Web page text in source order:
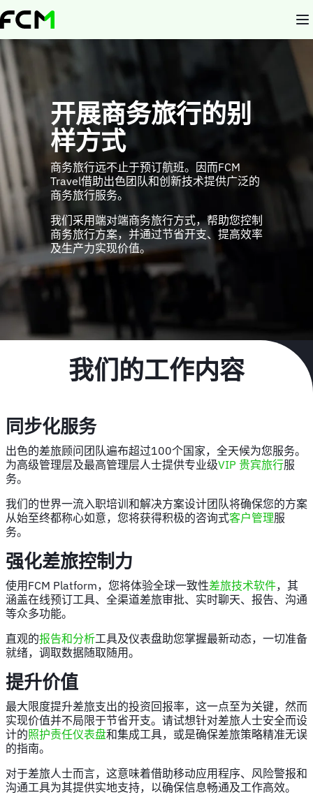
Skip
to
content
开展商务旅行的别
样方式
商务旅行远不止于预订航班。因而FCM
Travel借助出色团队和创新技术提供广泛的
商务旅行服务。
我们采用端对端商务旅行方式，帮助您控制
商务旅行方案，并通过节省开支、提高效率
及生产力实现价值。
我们的工作内容
同步化服务
出色的差旅顾问团队遍布超过100个国家，全天候为您服务。
为高级管理层及最高管理层人士提供专业级VIP 贵宾旅行服
务。
我们的世界一流入职培训和解决方案设计团队将确保您的方案
从始至终都称心如意，您将获得积极的咨询式客户管理服
务。
强化差旅控制力
使用FCM Platform，您将体验全球一致性差旅技术软件，其
涵盖在线预订工具、全渠道差旅审批、实时聊天、报告、沟通
等众多功能。
直观的报告和分析工具及仪表盘助您掌握最新动态，一切准备
就绪，调取数据随取随用。
提升价值
最大限度提升差旅支出的投资回报率，这一点至为关键，然而
实现价值并不局限于节省开支。请试想针对差旅人士安全而设
计的照护责任仪表盘和集成工具，或是确保差旅策略精准无误
的指南。
对于差旅人士而言，这意味着借助移动应用程序、风险警报和
沟通工具为其提供实地支持，以确保信息畅通及工作高效。